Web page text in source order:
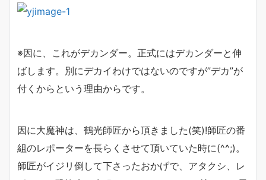
※因に、これがデカンダー。正式にはデカンダーと伸
ばします。別にデカイわけではないのですが”デカ”が
付くからという理由からです。
因に大魔神は、鶴光師匠から頂きました(笑)!師匠の番
組のレポーターを長らくさせて頂いていた時に(^^;)。
師匠がイジリ倒して下さったおかげで、アタクシ、レ